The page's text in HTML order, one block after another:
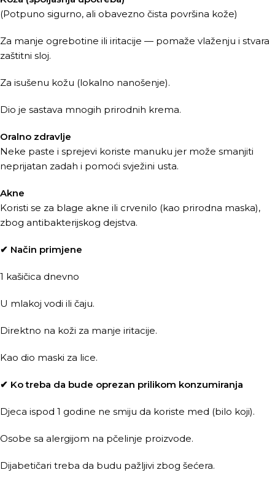
(Potpuno sigurno, ali obavezno čista površina kože)
Za manje ogrebotine ili iritacije — pomaže vlaženju i stvara
zaštitni sloj.
Za isušenu kožu (lokalno nanošenje).
Dio je sastava mnogih prirodnih krema.
Oralno zdravlje
Neke paste i sprejevi koriste manuku jer može smanjiti
neprijatan zadah i pomoći svježini usta.
Akne
Koristi se za blage akne ili crvenilo (kao prirodna maska),
zbog antibakterijskog dejstva.
✔ Način primjene
1 kašičica dnevno
U mlakoj vodi ili čaju.
Direktno na koži za manje iritacije.
Kao dio maski za lice.
✔ Ko treba da bude oprezan prilikom konzumiranja
Djeca ispod 1 godine ne smiju da koriste med (bilo koji).
Osobe sa alergijom na pčelinje proizvode.
Dijabetičari treba da budu pažljivi zbog šećera.